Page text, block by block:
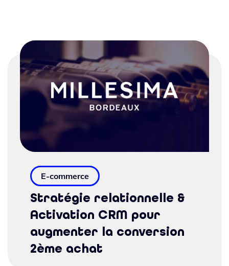
E-commerce
Stratégie relationnelle &
Activation CRM pour
augmenter la conversion
2ème achat